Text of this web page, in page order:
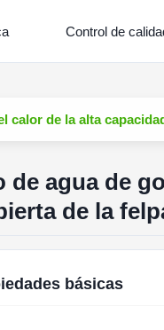
Control de
calor de la alta
de agua de
de la
básicas